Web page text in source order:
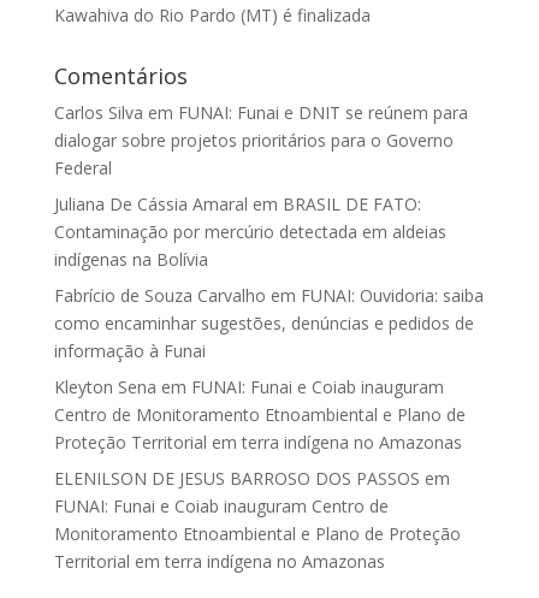
Kawahiva do Rio Pardo (MT) é finalizada
Comentários
Carlos Silva em FUNAI: Funai e DNIT se reúnem para
dialogar sobre projetos prioritários para o Governo
Federal
Juliana De Cássia Amaral em BRASIL DE FATO:
Contaminação por mercúrio detectada em aldeias
indígenas na Bolívia
Fabrício de Souza Carvalho em FUNAI: Ouvidoria: saiba
como encaminhar sugestões, denúncias e pedidos de
informação à Funai
Kleyton Sena em FUNAI: Funai e Coiab inauguram
Centro de Monitoramento Etnoambiental e Plano de
Proteção Territorial em terra indígena no Amazonas
ELENILSON DE JESUS BARROSO DOS PASSOS em
FUNAI: Funai e Coiab inauguram Centro de
Monitoramento Etnoambiental e Plano de Proteção
Territorial em terra indígena no Amazonas